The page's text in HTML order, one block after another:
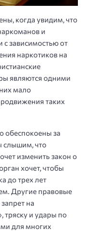
когда увидим, что
и
с зависимостью от
наркотиков на
являются одними
мало
таких
обеспокоены за
слышим, что
изменить закон о
хочет, чтобы
до трех лет
Другие правовые
на
тряску и удары по
для многих